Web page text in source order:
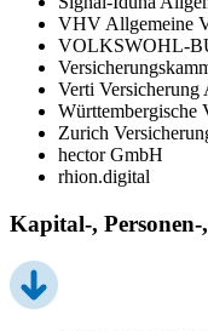
VHV Allgemeine
VOLKSWOHL-
Verti Versicherung
Württembergische
Zurich
hector GmbH
rhion.digital
Kapital-,